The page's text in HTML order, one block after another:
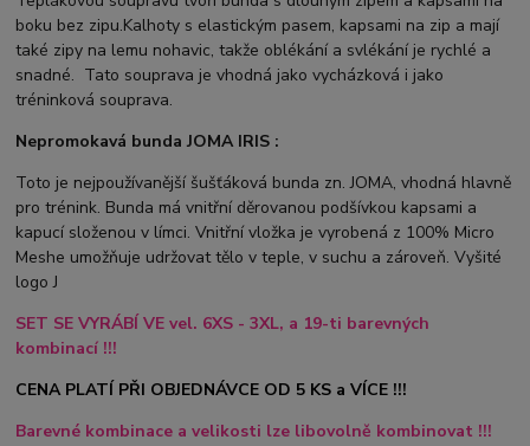
boku bez zipu.Kalhoty s elastickým pasem, kapsami na zip a mají
také zipy na lemu nohavic, takže oblékání a svlékání je rychlé a
snadné. Tato souprava je vhodná jako vycházková i jako
tréninková souprava.
Nepromokavá bunda JOMA IRIS :
Toto je nejpoužívanější šušťáková bunda zn. JOMA, vhodná hlavně
pro trénink. Bunda má vnitřní děrovanou podšívkou kapsami a
kapucí složenou v límci. Vnitřní vložka je vyrobená z 100% Micro
Meshe umožňuje udržovat tělo v teple, v suchu a zároveň. Vyšité
logo J
SET SE VYRÁBÍ VE vel. 6XS - 3XL, a 19-ti barevných
kombinací !!!
CENA PLATÍ PŘI OBJEDNÁVCE OD 5 KS a VÍCE !!!
Barevné kombinace a velikosti lze libovolně kombinovat !!!